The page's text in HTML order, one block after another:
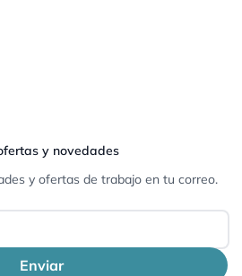
y novedades
y ofertas de trabajo en tu correo.
Enviar